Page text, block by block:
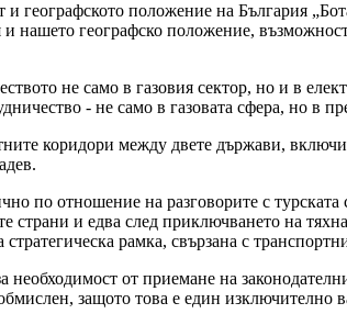
географското положение на България
географско положение,
не само в газовия сектор, но и в
- не само в газовата сфера, но в
коридори между двете държави,
по отношение на разговорите с
и едва след приключването на
рамка, свързана с
от приемане на
защото това е един изключително